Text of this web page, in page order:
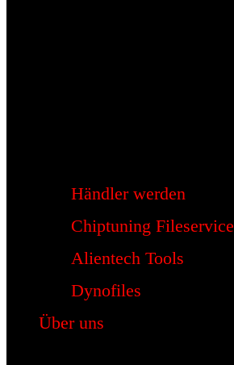
Händler werden
Chiptuning Fileservice
Alientech Tools
Dynofiles
Über uns